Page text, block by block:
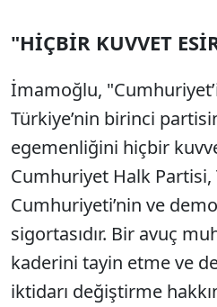
"HİÇBİR KUVVET
İmamoğlu,
Türkiye’nin birinci
egemenliğini hiçbir
Cumhuriyet Halk Partisi,
Cumhuriyeti’nin ve
sigortasıdır. Bir avuç
kaderini tayin etme ve
iktidarı değiştirme